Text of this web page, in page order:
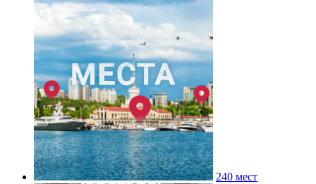
240 мест